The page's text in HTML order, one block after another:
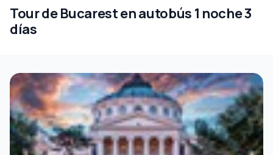
Tour de Bucarest en autobús 1 noche 3
días